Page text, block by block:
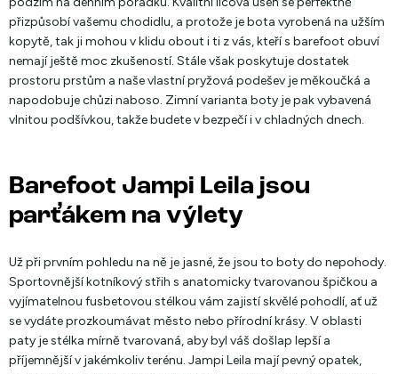
přizpůsobí vašemu chodidlu, a protože je bota vyrobená na užším
kopytě, tak ji mohou v klidu obout i ti z vás, kteří s barefoot obuví
nemají ještě moc zkušeností. Stále však poskytuje dostatek
prostoru prstům a naše vlastní pryžová podešev je měkoučká a
napodobuje chůzi naboso. Zimní varianta boty je pak vybavená
vlnitou podšívkou, takže budete v bezpečí i v chladných dnech.
Barefoot Jampi Leila jsou
parťákem na výlety
Už při prvním pohledu na ně je jasné, že jsou to boty do nepohody.
Sportovnější kotníkový střih s anatomicky tvarovanou špičkou a
vyjímatelnou fusbetovou stélkou vám zajistí skvělé pohodlí, ať už
se vydáte prozkoumávat město nebo přírodní krásy. V oblasti
paty je stélka mírně tvarovaná, aby byl váš došlap lepší a
příjemnější v jakémkoliv terénu. Jampi Leila mají pevný opatek,